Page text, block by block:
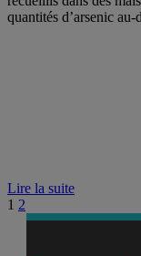
quantités d’arsenic
Lire la suite
1 2